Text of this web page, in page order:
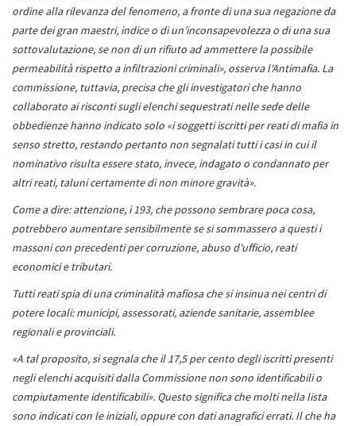
ordine alla rilevanza del fenomeno, a fronte di una sua negazione da
parte dei gran maestri, indice o di un’inconsapevolezza o di una sua
sottovalutazione, se non di un rifiuto ad ammettere la possibile
permeabilità rispetto a infiltrazioni criminali», osserva l'Antimafia. La
commissione, tuttavia, precisa che gli investigatori che hanno
collaborato ai risconti sugli elenchi sequestrati nelle sede delle
obbedienze hanno indicato solo «i soggetti iscritti per reati di mafia in
senso stretto, restando pertanto non segnalati tutti i casi in cui il
nominativo risulta essere stato, invece, indagato o condannato per
altri reati, taluni certamente di non minore gravità».
Come a dire: attenzione, i 193, che possono sembrare poca cosa,
potrebbero aumentare sensibilmente se si sommassero a questi i
massoni con precedenti per corruzione, abuso d'ufficio, reati
economici e tributari.
Tutti reati spia di una criminalità mafiosa che si insinua nei centri di
potere locali: municipi, assessorati, aziende sanitarie, assemblee
regionali e provinciali.
«A tal proposito, si segnala che il 17,5 per cento degli iscritti presenti
negli elenchi acquisiti dalla Commissione non sono identificabili o
compiutamente identificabili». Questo significa che molti nella lista
sono indicati con le iniziali, oppure con dati anagrafici errati. Il che ha